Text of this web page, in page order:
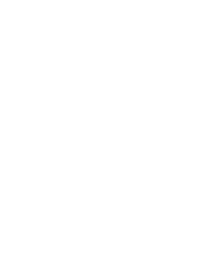
とうございまし